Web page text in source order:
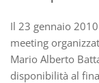
Il 23 gennaio
meeting
Mario Alberto
disponibilità al